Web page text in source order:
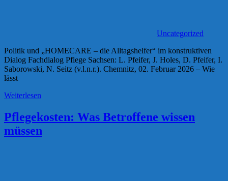
Uncategorized
Politik und „HOMECARE – die Alltagshelfer“ im konstruktiven
Dialog Fachdialog Pflege Sachsen: L. Pfeifer, J. Holes, D. Pfeifer, I.
Saborowski, N. Seitz (v.l.n.r.). Chemnitz, 02. Februar 2026 – Wie
lässt
Weiterlesen
Pflegekosten: Was Betroffene wissen
müssen